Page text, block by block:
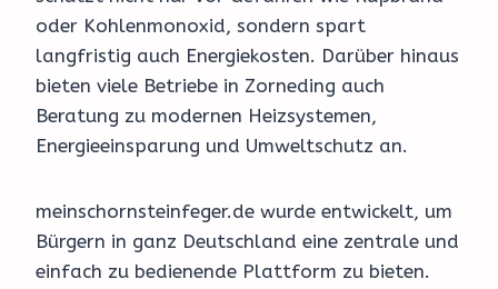
oder Kohlenmonoxid, sondern spart
langfristig auch Energiekosten. Darüber hinaus
bieten viele Betriebe in Zorneding auch
Beratung zu modernen Heizsystemen,
Energieeinsparung und Umweltschutz an.
meinschornsteinfeger.de wurde entwickelt, um
Bürgern in ganz Deutschland eine zentrale und
einfach zu bedienende Plattform zu bieten.